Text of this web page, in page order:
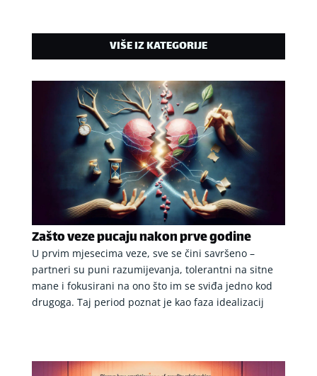
VIŠE IZ KATEGORIJE
Zašto veze pucaju nakon prve godine
U prvim mjesecima veze, sve se čini savršeno –
partneri su puni razumijevanja, tolerantni na sitne
mane i fokusirani na ono što im se sviđa jedno kod
drugoga. Taj period poznat je kao faza idealizacij